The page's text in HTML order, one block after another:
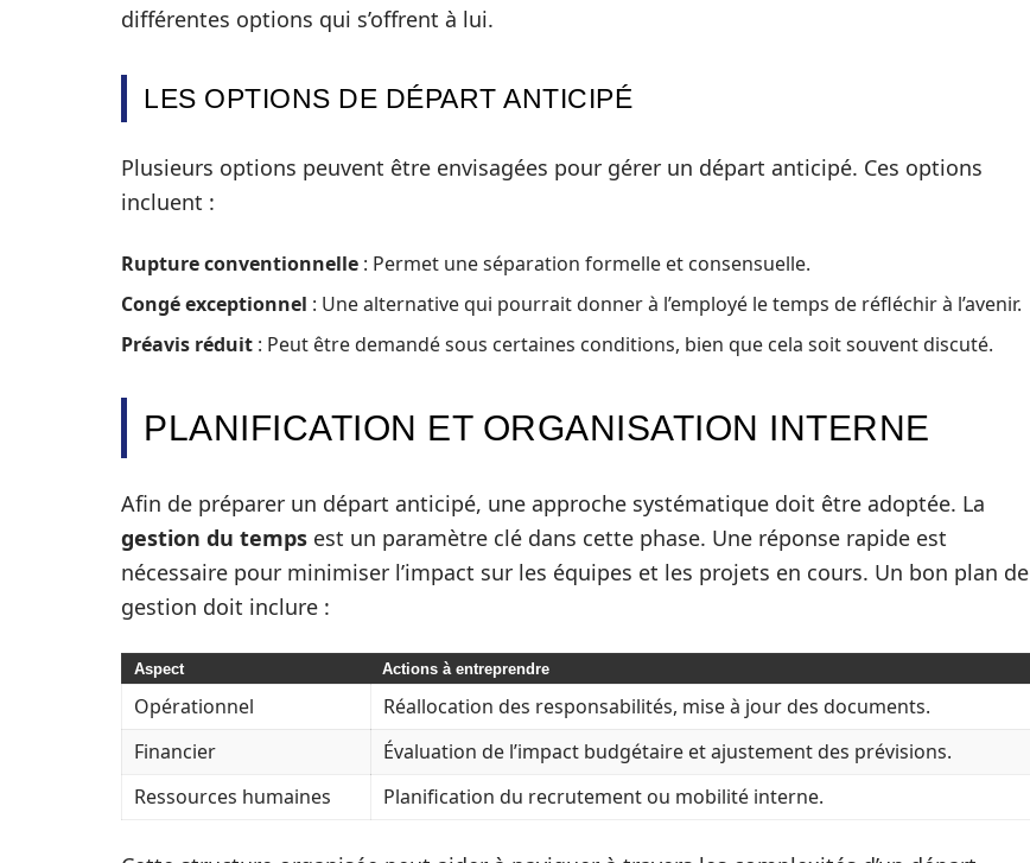
différentes options qui s’offrent à lui.
LES OPTIONS DE DÉPART ANTICIPÉ
Plusieurs options peuvent être envisagées pour gérer un départ anticipé. Ces options
incluent :
Rupture conventionnelle : Permet une séparation formelle et consensuelle.
Congé exceptionnel : Une alternative qui pourrait donner à l’employé le temps de réfléchir à l’avenir.
Préavis réduit : Peut être demandé sous certaines conditions, bien que cela soit souvent discuté.
PLANIFICATION ET ORGANISATION INTERNE
Afin de préparer un départ anticipé, une approche systématique doit être adoptée. La
gestion du temps est un paramètre clé dans cette phase. Une réponse rapide est
nécessaire pour minimiser l’impact sur les équipes et les projets en cours. Un bon plan de
gestion doit inclure :
Aspect Actions à entreprendre
Opérationnel
Réallocation des responsabilités, mise à jour des documents.
Financier
Évaluation de l’impact budgétaire et ajustement des prévisions.
Ressources humaines
Planification du recrutement ou mobilité interne.